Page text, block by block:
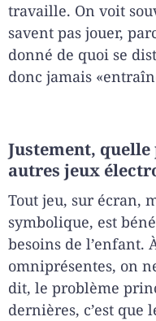
travaille. On voit
savent pas jouer,
donné de quoi se
donc jamais
Justement,
autres jeux
Tout jeu, sur écran,
symbolique, est
besoins de l’enfant.
omniprésentes, on
dit, le problème
dernières, c’est que